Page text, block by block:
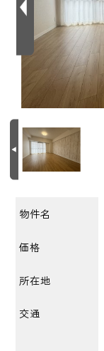
物件名
価格
所在地
交通